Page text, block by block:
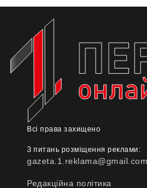
Всі права захищено
З питань розміщення реклами:
gazeta.1.reklama@gmail.com
Редакційна політика